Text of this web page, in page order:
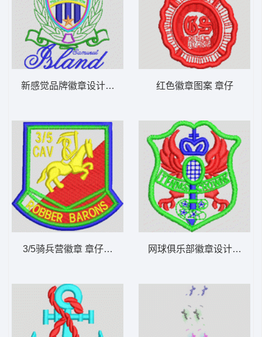
新感觉品牌徽章设计 章仔
3/5骑兵营徽章 章仔骑马
红色徽章图案 章仔
网球俱乐部徽章设计 章仔